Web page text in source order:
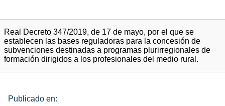
Real Decreto 347/2019, de 17 de mayo, por el que se
establecen las bases reguladoras para la concesión de
subvenciones destinadas a programas plurirregionales de
formación dirigidos a los profesionales del medio rural.
Publicado en: